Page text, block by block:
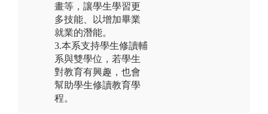
畫等，讓學生學習更
多技能、以增加畢業
就業的潛能。
3.本系支持學生修讀輔
系與雙學位，若學生
對教育有興趣，也會
幫助學生修讀教育學
程。